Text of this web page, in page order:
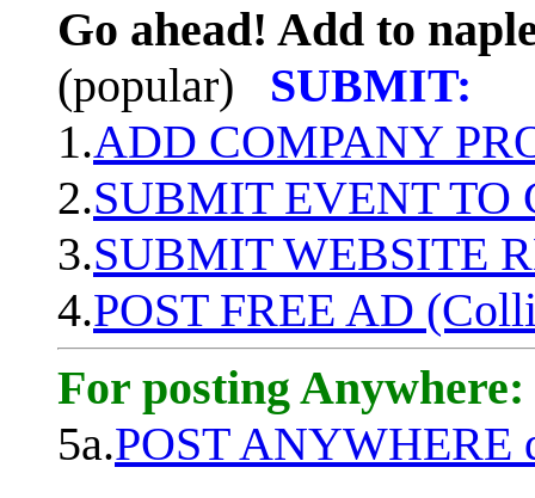
Go ahead! Add to
(popular)
SUBMIT:
1.ADD COMPANY
2.SUBMIT EVENT TO
3.SUBMIT WEBSITE
4.POST FREE AD
For posting Anywhere:
5a.POST ANYWHERE